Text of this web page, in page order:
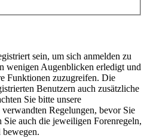
sein, um sich anmelden zu
wenigen Augenblicken erledigt und
Funktionen zuzugreifen. Die
Benutzern auch zusätzliche
Sie bitte unsere
Regelungen, bevor Sie
Sie auch die jeweiligen Forenregeln,